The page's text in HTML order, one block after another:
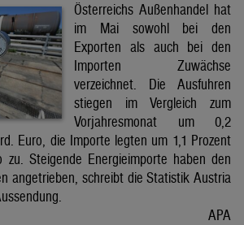
Österreichs Außenhandel hat
im Mai sowohl bei den
Exporten als auch bei den
Importen Zuwächse
verzeichnet. Die Ausfuhren
stiegen im Vergleich zum
Vorjahresmonat um 0,2
Euro, die Importe legten um 1,1 Prozent
Steigende Energieimporte haben den
angetrieben, schreibt die Statistik Austria
APA